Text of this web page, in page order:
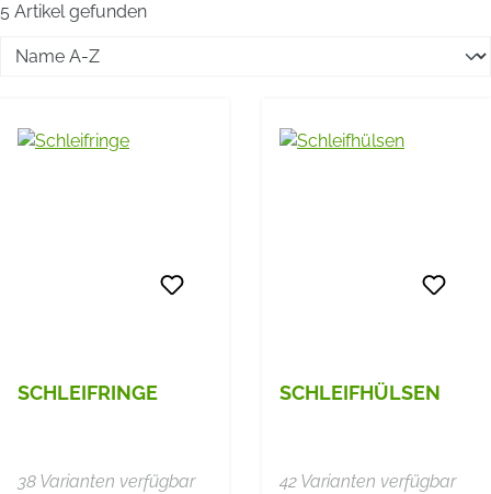
5 Artikel gefunden
SCHLEIFRINGE
38 Varianten verfügbar
SCHLEIFHÜLSEN
42 Varianten verfügbar